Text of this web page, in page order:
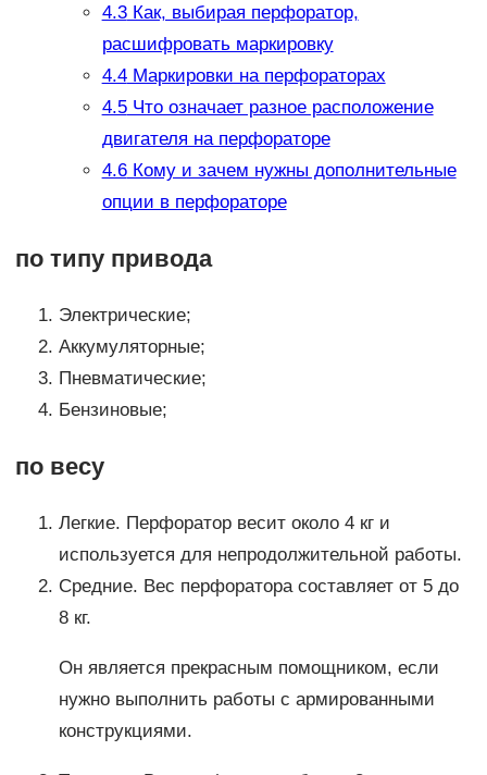
4.3Как, выбирая перфоратор,
расшифровать маркировку
4.4Маркировки на перфораторах
4.5Что означает разное расположение
двигателя на перфораторе
4.6Кому и зачем нужны дополнительные
опции в перфораторе
по типу привода
Электрические;
Аккумуляторные;
Пневматические;
Бензиновые;
по весу
Легкие. Перфоратор весит около 4 кг и
используется для непродолжительной работы.
Средние. Вес перфоратора составляет от 5 до
8 кг.
Он является прекрасным помощником, если
нужно выполнить работы с армированными
конструкциями.